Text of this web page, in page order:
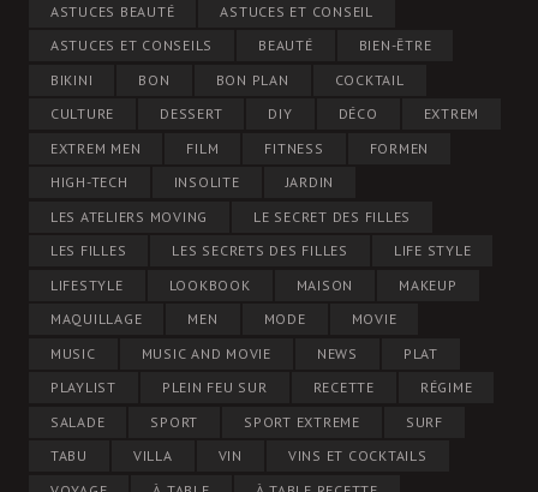
ASTUCES BEAUTÉ
ASTUCES ET CONSEIL
ASTUCES ET CONSEILS
BEAUTÉ
BIEN-ÊTRE
BIKINI
BON BON PLAN
COCKTAIL
CULTURE
DESSERT DIY DÉCO
EXTREM
EXTREM MEN
FILM FITNESS
FORMEN
HIGH-TECH
INSOLITE
JARDIN
LES ATELIERS MOVING
LE SECRET DES FILLES
LES FILLES
LES SECRETS DES FILLES
LIFE STYLE
LIFESTYLE
LOOKBOOK MAISON
MAKEUP
MAQUILLAGE
MEN MODE
MOVIE
MUSIC
MUSIC AND MOVIE NEWS
PLAT
PLAYLIST
PLEIN FEU SUR RECETTE
RÉGIME
SALADE
SPORT SPORT EXTREME
SURF
TABU
VILLA VIN
VINS ET COCKTAILS